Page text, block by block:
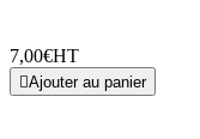
7,00€HT
Ajouter au panier